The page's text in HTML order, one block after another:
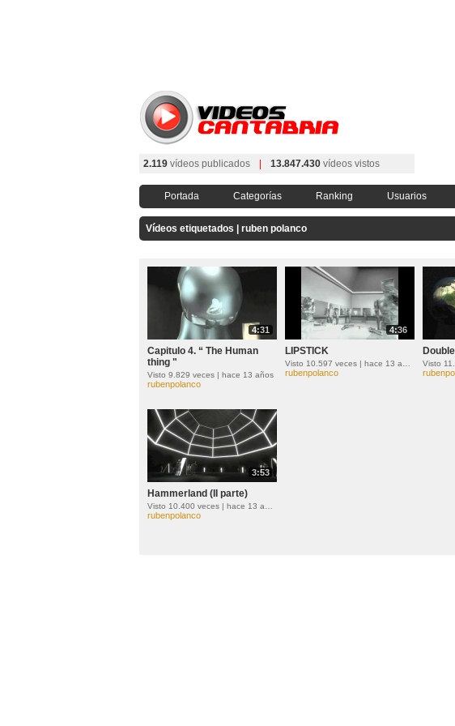
2.119 vídeos publicados 13.847.430 vídeos vistos
Portada Categorías Ranking Usuarios
Vídeos etiquetados | ruben polanco
4:31
Capitulo 4. “ The Human
thing "
Visto 9.829 veces | hace 13 años
rubenpolanco
4:36
LIPSTICK
rubenpolanco
3:53
Hammerland (II parte)
rubenpolanco